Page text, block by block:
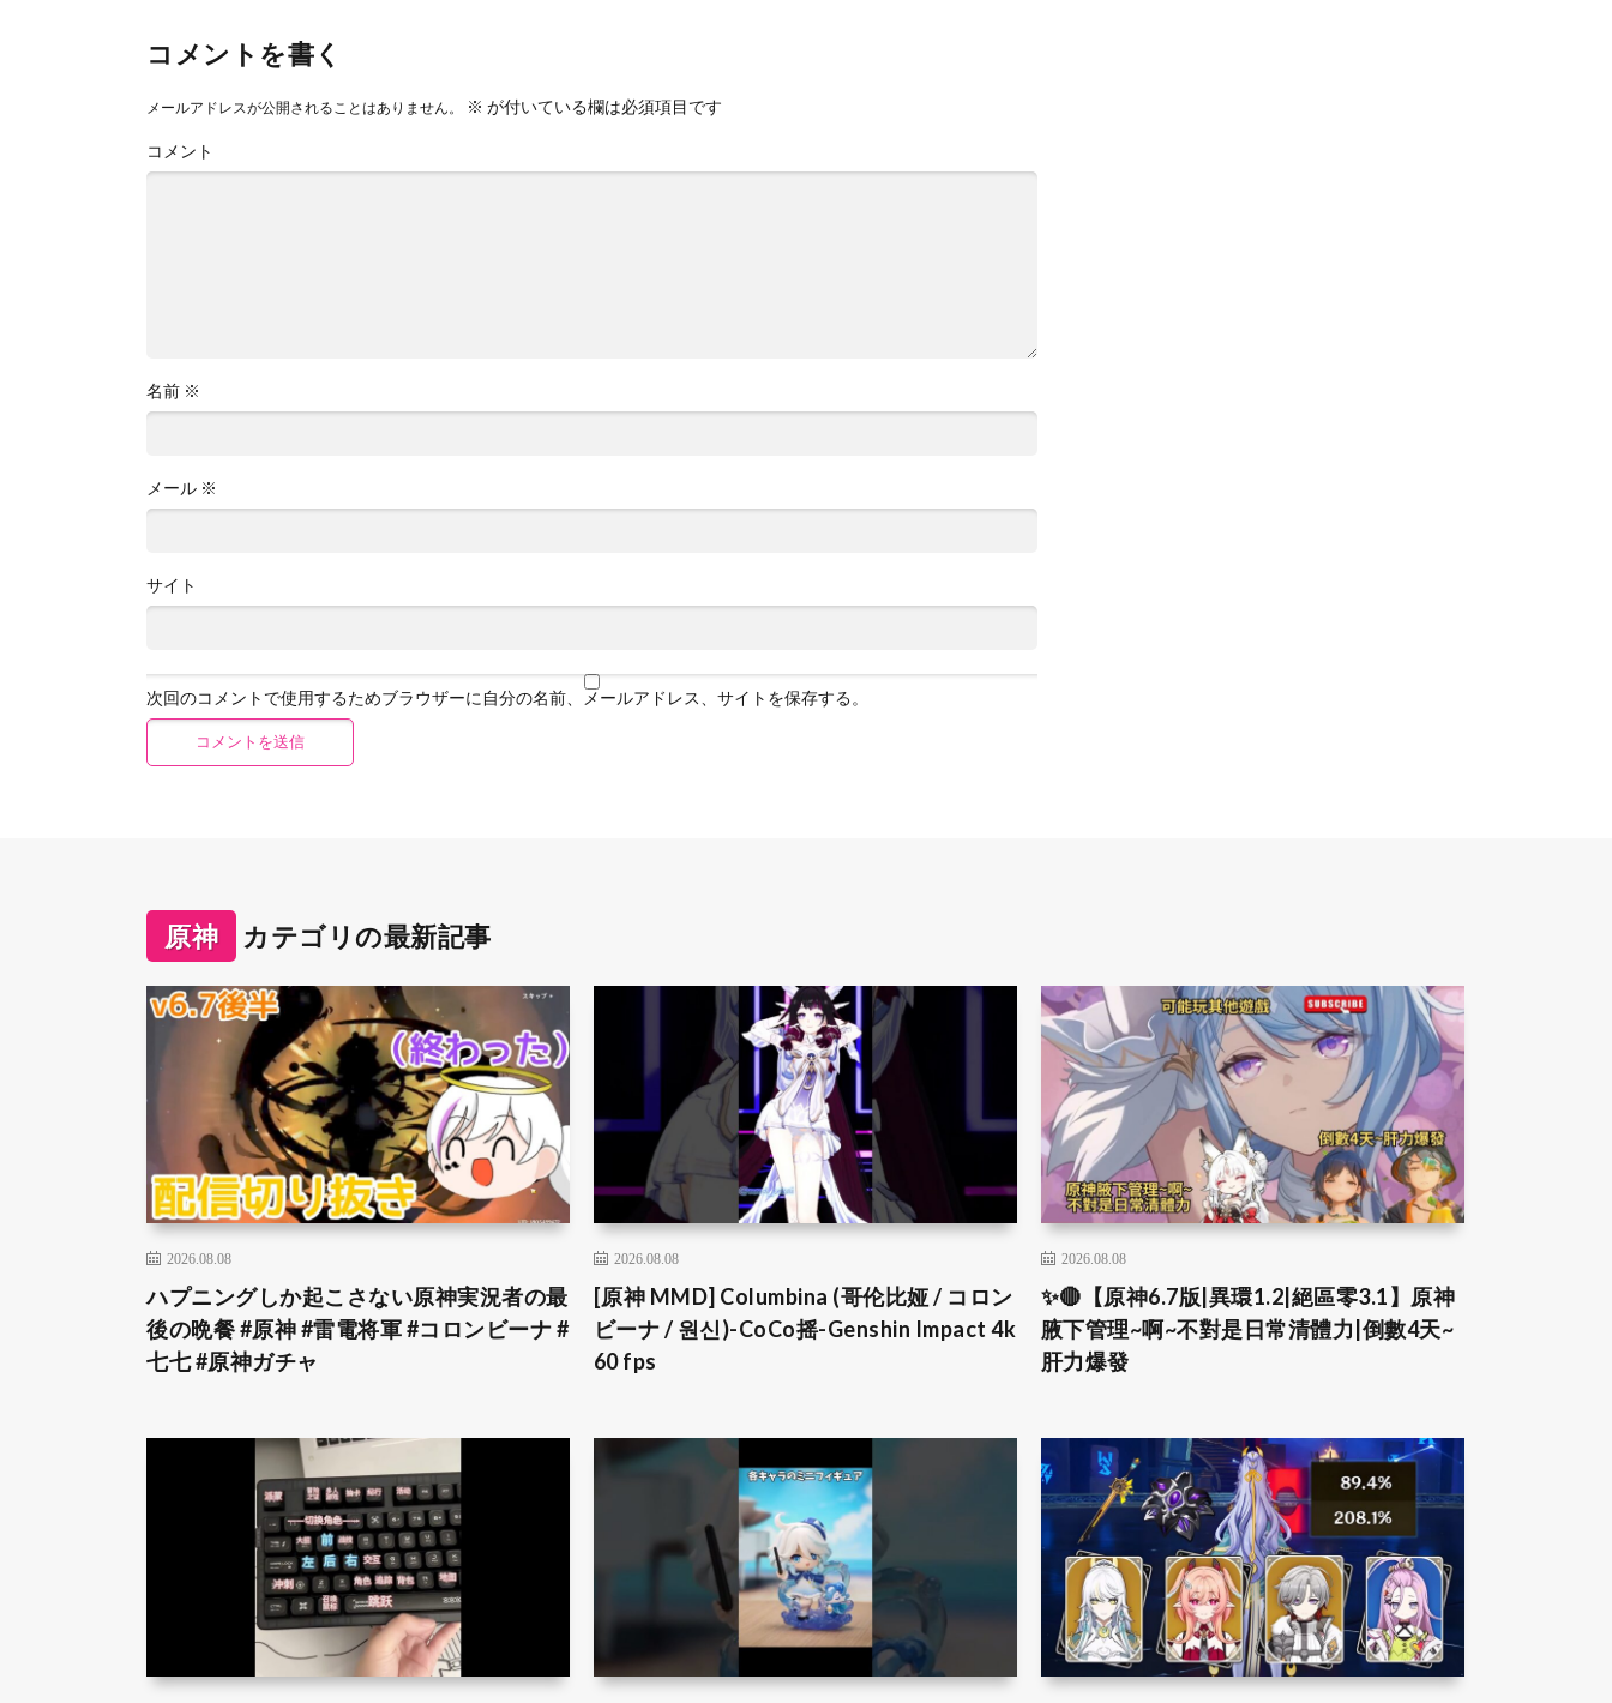
コメントを書く
メールアドレスが公開されることはありません。 ※ が付いている欄は必須項目です
コメント
名前 ※
メール ※
サイト
次回のコメントで使用するためブラウザーに自分の名前、メールアドレス、サイトを保存する。
原神 カテゴリの最新記事
2026.08.08
ハプニングしか起こさない原神実況者の最
後の晩餐 #原神 #雷電将軍 #コロンビーナ #
七七 #原神ガチャ
2026.08.08
[原神 MMD] Columbina (哥伦比娅 / コロン
ビーナ / 원신)-CoCo摇-Genshin Impact 4k
60 fps
2026.08.08
✨🔴【原神6.7版|異環1.2|絕區零3.1】原神
腋下管理~啊~不對是日常清體力|倒數4天~
肝力爆發